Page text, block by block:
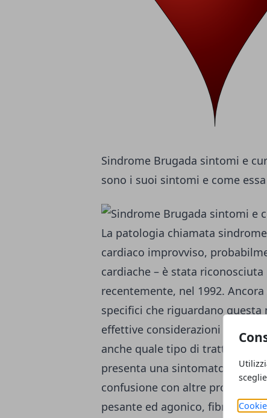
Sindrome Brugada sintomi e
sono i suoi sintomi e come
La patologia chiamata
cardiaco improvviso,
cardiache – è stata
recentemente, nel 1992.
specifici che riguardano
effettive considerazioni che
anche quale tipo di trattamento
presenta una sintomatologia
confusione con altre
pesante ed agonico,